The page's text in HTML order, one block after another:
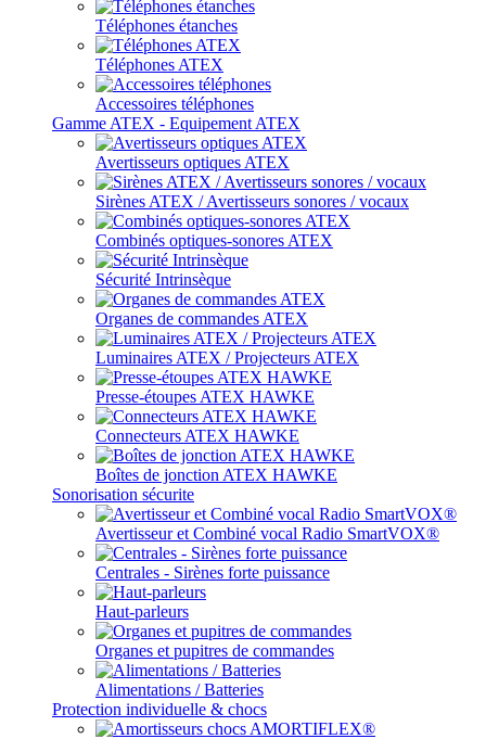
Téléphones étanches
Téléphones ATEX
Accessoires téléphones
Gamme ATEX - Equipement ATEX
Avertisseurs optiques ATEX
Sirènes ATEX / Avertisseurs sonores / vocaux
Combinés optiques-sonores ATEX
Sécurité Intrinsèque
Organes de commandes ATEX
Luminaires ATEX / Projecteurs ATEX
Presse-étoupes ATEX HAWKE
Connecteurs ATEX HAWKE
Boîtes de jonction ATEX HAWKE
Sonorisation sécurite
Avertisseur et Combiné vocal Radio SmartVOX®
Centrales - Sirènes forte puissance
Haut-parleurs
Organes et pupitres de commandes
Alimentations / Batteries
Protection individuelle & chocs